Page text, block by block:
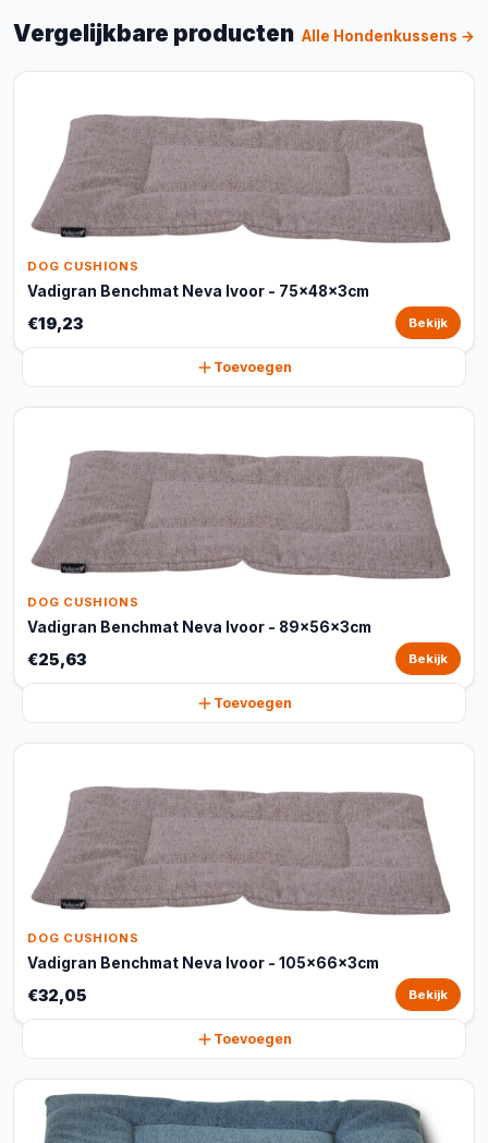
Vergelijkbare producten Alle Hondenkussens →
DOG CUSHIONS
Vadigran Benchmat Neva Ivoor - 75x48x3cm
€19,23 Bekijk
Toevoegen
DOG CUSHIONS
Vadigran Benchmat Neva Ivoor - 89x56x3cm
€25,63 Bekijk
Toevoegen
DOG CUSHIONS
Vadigran Benchmat Neva Ivoor - 105x66x3cm
€32,05 Bekijk
Toevoegen